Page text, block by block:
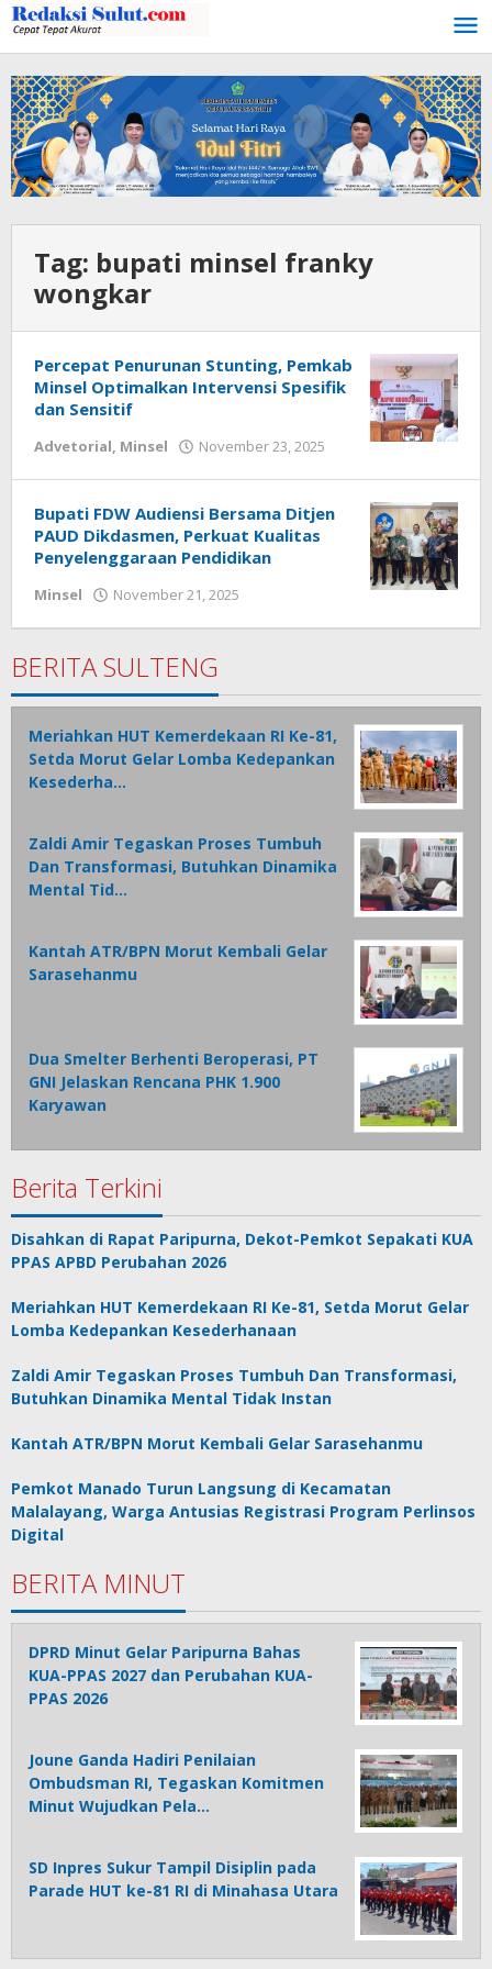
Lewati
ke
konten
Tag: bupati minsel franky
wongkar
Percepat Penurunan Stunting, Pemkab
Minsel Optimalkan Intervensi Spesifik
dan Sensitif
Advetorial, Minsel November 23, 2025
Bupati FDW Audiensi Bersama Ditjen
PAUD Dikdasmen, Perkuat Kualitas
Penyelenggaraan Pendidikan
Minsel November 21, 2025
BERITA SULTENG
Meriahkan HUT Kemerdekaan RI Ke-81,
Setda Morut Gelar Lomba Kedepankan
Kesederha…
Zaldi Amir Tegaskan Proses Tumbuh
Dan Transformasi, Butuhkan Dinamika
Mental Tid…
Kantah ATR/BPN Morut Kembali Gelar
Sarasehanmu
Dua Smelter Berhenti Beroperasi, PT
GNI Jelaskan Rencana PHK 1.900
Karyawan
Berita Terkini
Disahkan di Rapat Paripurna, Dekot-Pemkot Sepakati KUA
PPAS APBD Perubahan 2026
Meriahkan HUT Kemerdekaan RI Ke-81, Setda Morut Gelar
Lomba Kedepankan Kesederhanaan
Zaldi Amir Tegaskan Proses Tumbuh Dan Transformasi,
Butuhkan Dinamika Mental Tidak Instan
Kantah ATR/BPN Morut Kembali Gelar Sarasehanmu
Pemkot Manado Turun Langsung di Kecamatan
Malalayang, Warga Antusias Registrasi Program Perlinsos
Digital
BERITA MINUT
DPRD Minut Gelar Paripurna Bahas
KUA-PPAS 2027 dan Perubahan KUA-
PPAS 2026
Joune Ganda Hadiri Penilaian
Ombudsman RI, Tegaskan Komitmen
Minut Wujudkan Pela…
SD Inpres Sukur Tampil Disiplin pada
Parade HUT ke-81 RI di Minahasa Utara